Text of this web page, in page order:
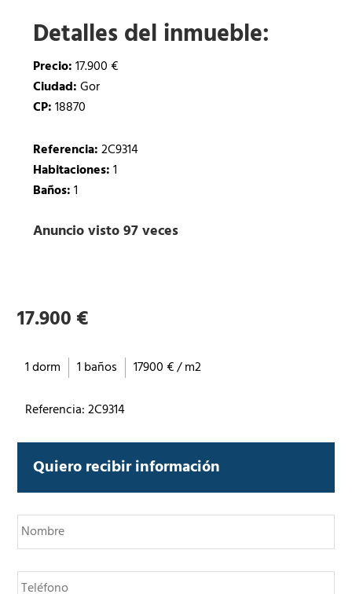
Detalles del inmueble:
Precio:17.900 €
Ciudad:Gor
CP:18870
Referencia:2C9314
Habitaciones:1
Baños:1
Anuncio visto 97 veces
17.900 €
1 dorm 1 baños 17900 € / m2
Referencia: 2C9314
Quiero recibir información
N
o
m
r
T
e